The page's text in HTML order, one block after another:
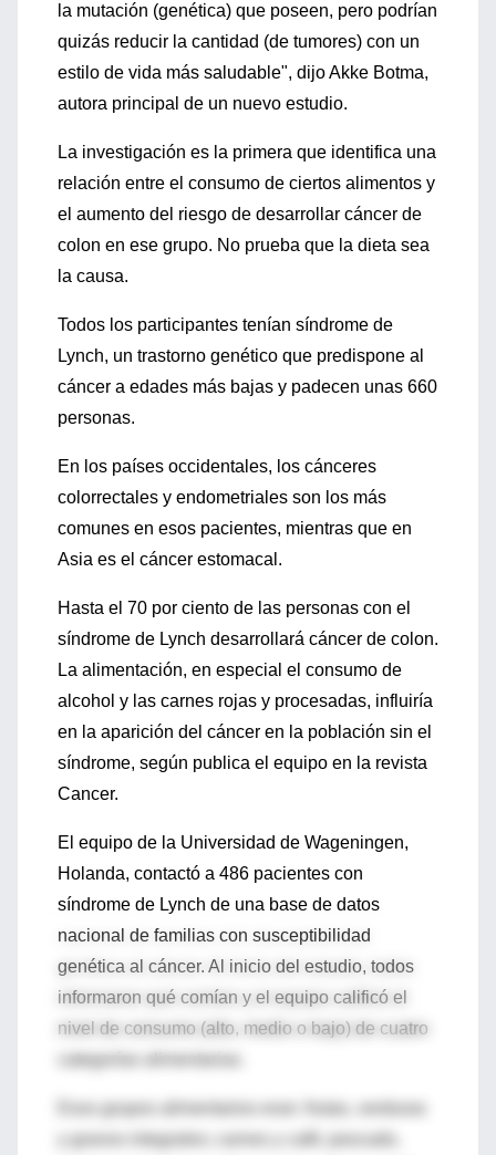
la mutación (genética) que poseen, pero podrían
quizás reducir la cantidad (de tumores) con un
estilo de vida más saludable", dijo Akke Botma,
autora principal de un nuevo estudio.
La investigación es la primera que identifica una
relación entre el consumo de ciertos alimentos y
el aumento del riesgo de desarrollar cáncer de
colon en ese grupo. No prueba que la dieta sea
la causa.
Todos los participantes tenían síndrome de
Lynch, un trastorno genético que predispone al
cáncer a edades más bajas y padecen unas 660
personas.
En los países occidentales, los cánceres
colorrectales y endometriales son los más
comunes en esos pacientes, mientras que en
Asia es el cáncer estomacal.
Hasta el 70 por ciento de las personas con el
síndrome de Lynch desarrollará cáncer de colon.
La alimentación, en especial el consumo de
alcohol y las carnes rojas y procesadas, influiría
en la aparición del cáncer en la población sin el
síndrome, según publica el equipo en la revista
Cancer.
El equipo de la Universidad de Wageningen,
Holanda, contactó a 486 pacientes con
síndrome de Lynch de una base de datos
nacional de familias con susceptibilidad
genética al cáncer. Al inicio del estudio, todos
informaron qué comían y el equipo calificó el
nivel de consumo (alto, medio o bajo) de cuatro
categorías alimentarias.
Esos grupos alimentarios eran: frutas, verduras
y granos integrales; carnes y café; pescado,